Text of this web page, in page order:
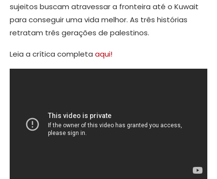
sujeitos buscam atravessar a fronteira até o Kuwait
para conseguir uma vida melhor. As três histórias
retratam três gerações de palestinos.
Leia a crítica completa aqui!